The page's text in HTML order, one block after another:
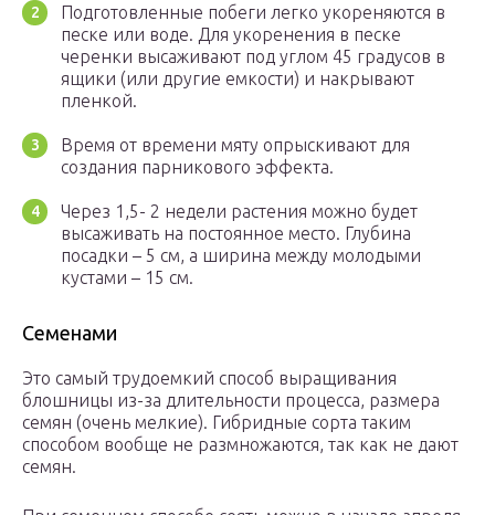
Подготовленные побеги легко укореняются в
песке или воде. Для укоренения в песке
черенки высаживают под углом 45 градусов в
ящики (или другие емкости) и накрывают
пленкой.
Время от времени мяту опрыскивают для
создания парникового эффекта.
Через 1,5- 2 недели растения можно будет
высаживать на постоянное место. Глубина
посадки – 5 см, а ширина между молодыми
кустами – 15 см.
Семенами
Это самый трудоемкий способ выращивания
блошницы из-за длительности процесса, размера
семян (очень мелкие). Гибридные сорта таким
способом вообще не размножаются, так как не дают
семян.